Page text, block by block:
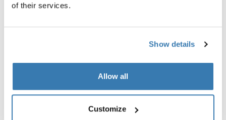
of their services.
Show details
Allow all
Customize
Toggle overview
Descripción del producto
Especificaciones técnicas
Toggle guides and instructions